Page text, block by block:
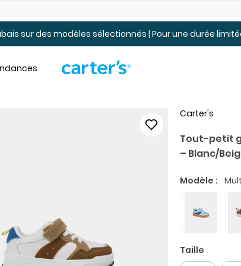
sur des modèles sélectionnés | Pour une durée
Carter's
Tout-petit
– Blanc/
Modèle :
Taille